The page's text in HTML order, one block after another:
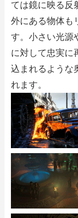
ては鏡に映る反
外にある物体も
す。小さい光源
に対して忠実に
込まれるような
れます。